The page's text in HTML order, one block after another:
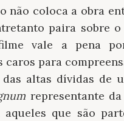
não coloca a obra
paira sobre o
vale a pena
caros para
altas dívidas de
representante
aqueles que são